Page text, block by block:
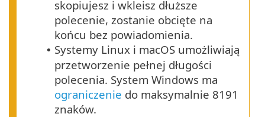
skopiujesz i wkleisz dłuższe
polecenie, zostanie obcięte na
końcu bez powiadomienia.
• Systemy Linux i macOS umożliwiają
przetworzenie pełnej długości
polecenia. System Windows ma
ograniczenie do maksymalnie 8191
znaków.